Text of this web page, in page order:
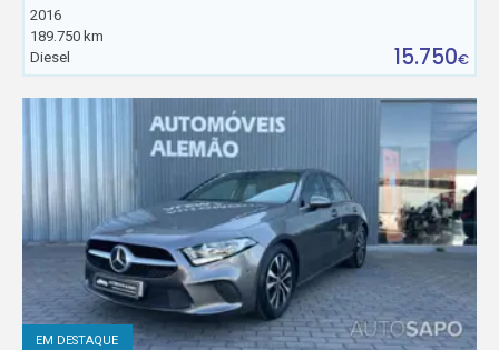
2016
189.750 km
Diesel
15.750€
EM DESTAQUE